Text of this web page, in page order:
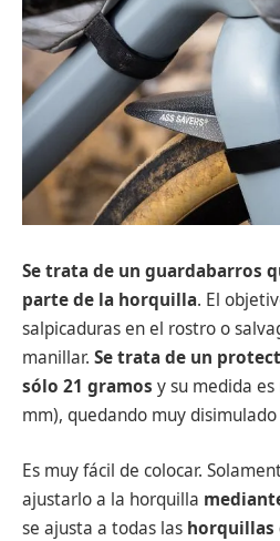
Se trata de un guardabarros
parte de la horquilla. El
salpicaduras en el rostro o
manillar. Se trata de un
sólo 21 gramos y su medida
mm), quedando muy
Es muy fácil de colocar.
ajustarlo a la horquilla
se ajusta a todas las horquillas